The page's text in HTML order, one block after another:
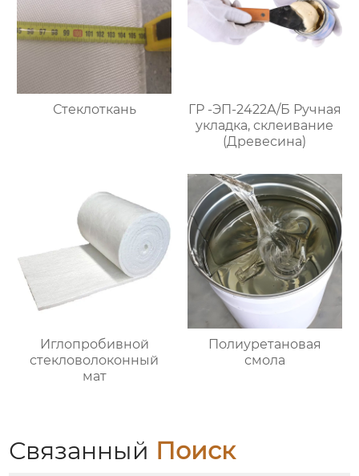
Стеклоткань
ГР -ЭП-2422А/Б Ручная
укладка, склеивание
(Древесина)
Иглопробивной
стекловолоконный
мат
Полиуретановая
смола
Связанный Поиск